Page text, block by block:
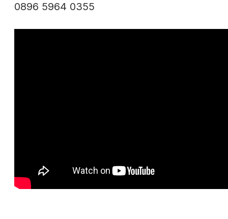
0896 5964 0355